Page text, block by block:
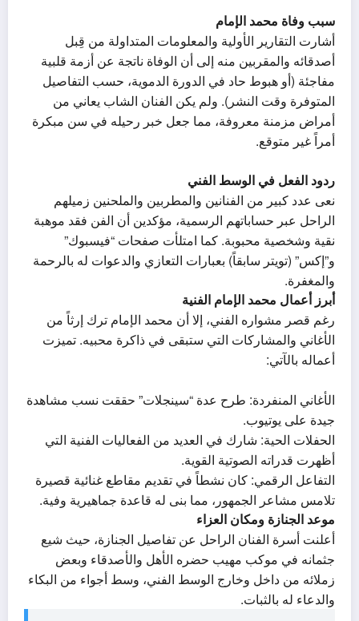
سبب وفاة محمد الإمام
أشارت التقارير الأولية والمعلومات المتداولة من قِبل
أصدقائه والمقربين منه إلى أن الوفاة ناتجة عن أزمة قلبية
مفاجئة (أو هبوط حاد في الدورة الدموية، حسب التفاصيل
المتوفرة وقت النشر). ولم يكن الفنان الشاب يعاني من
أمراض مزمنة معروفة، مما جعل خبر رحيله في سن مبكرة
أمراً غير متوقع.
ردود الفعل في الوسط الفني
نعى عدد كبير من الفنانين والمطربين والملحنين زميلهم
الراحل عبر حساباتهم الرسمية، مؤكدين أن الفن فقد موهبة
نقية وشخصية محبوبة. كما امتلأت صفحات “فيسبوك”
و”إكس” (تويتر سابقاً) بعبارات التعازي والدعوات له بالرحمة
والمغفرة.
أبرز أعمال محمد الإمام الفنية
رغم قصر مشواره الفني، إلا أن محمد الإمام ترك إرثاً من
الأغاني والمشاركات التي ستبقى في ذاكرة محبيه. تميزت
أعماله بالآتي:
الأغاني المنفردة: طرح عدة “سينجلات” حققت نسب مشاهدة
جيدة على يوتيوب.
الحفلات الحية: شارك في العديد من الفعاليات الفنية التي
أظهرت قدراته الصوتية القوية.
التفاعل الرقمي: كان نشطاً في تقديم مقاطع غنائية قصيرة
تلامس مشاعر الجمهور، مما بنى له قاعدة جماهيرية وفية.
موعد الجنازة ومكان العزاء
أعلنت أسرة الفنان الراحل عن تفاصيل الجنازة، حيث شيع
جثمانه في موكب مهيب حضره الأهل والأصدقاء وبعض
زملائه من داخل وخارج الوسط الفني، وسط أجواء من البكاء
والدعاء له بالثبات.